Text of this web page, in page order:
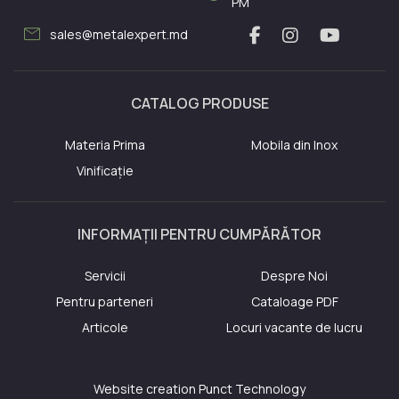
mail sales@metalexpert.md
CATALOG PRODUSE
Materia Prima
Mobila din Inox
Vinificație
INFORMAȚII PENTRU CUMPĂRĂTOR
Servicii
Despre Noi
Pentru parteneri
Cataloage PDF
Articole
Locuri vacante de lucru
Website creation Punct Technology